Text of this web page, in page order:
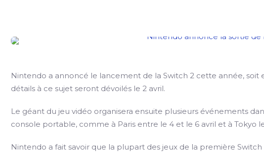
Nintendo a annoncé le lancement de la Switch 2 cette année, soit
détails à ce sujet seront dévoilés le 2 avril.
Le géant du jeu vidéo organisera ensuite plusieurs événements
console portable, comme à Paris entre le 4 et le 6 avril et à Tokyo
Nintendo a fait savoir que la plupart des jeux de la première